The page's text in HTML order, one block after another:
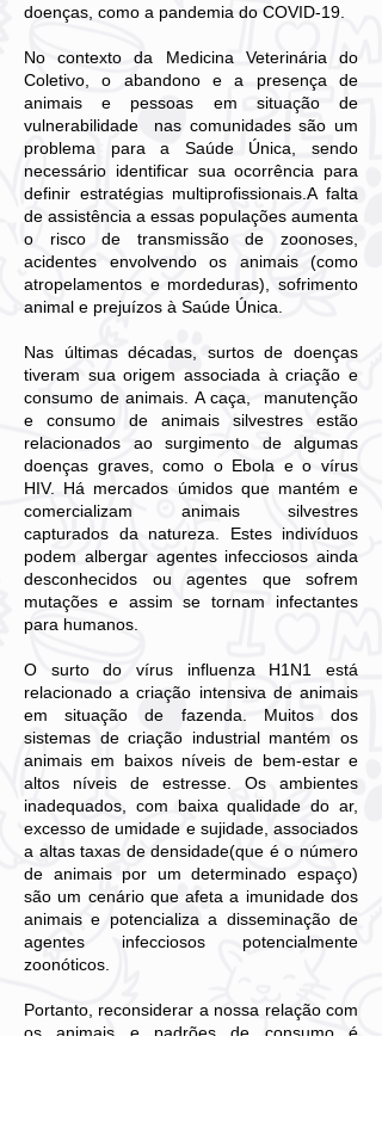
doenças, como a pandemia do COVID-19.
No contexto da Medicina Veterinária do
Coletivo, o abandono e a presença de
animais e pessoas em situação de
vulnerabilidade nas comunidades são um
problema para a Saúde Única, sendo
necessário identificar sua ocorrência para
definir estratégias multiprofissionais.A falta
de assistência a essas populações aumenta
o risco de transmissão de zoonoses,
acidentes envolvendo os animais (como
atropelamentos e mordeduras), sofrimento
animal e prejuízos à Saúde Única.
Nas últimas décadas, surtos de doenças
tiveram sua origem associada à criação e
consumo de animais. A caça, manutenção
e consumo de animais silvestres estão
relacionados ao surgimento de algumas
doenças graves, como o Ebola e o vírus
HIV. Há mercados úmidos que mantém e
comercializam animais silvestres
capturados da natureza. Estes indivíduos
podem albergar agentes infecciosos ainda
desconhecidos ou agentes que sofrem
mutações e assim se tornam infectantes
para humanos.
O surto do vírus influenza H1N1 está
relacionado a criação intensiva de animais
em situação de fazenda. Muitos dos
sistemas de criação industrial mantém os
animais em baixos níveis de bem-estar e
altos níveis de estresse. Os ambientes
inadequados, com baixa qualidade do ar,
excesso de umidade e sujidade, associados
a altas taxas de densidade(que é o número
de animais por um determinado espaço)
são um cenário que afeta a imunidade dos
animais e potencializa a disseminação de
agentes infecciosos potencialmente
zoonóticos.
Portanto, reconsiderar a nossa relação com
os animais e padrões de consumo é